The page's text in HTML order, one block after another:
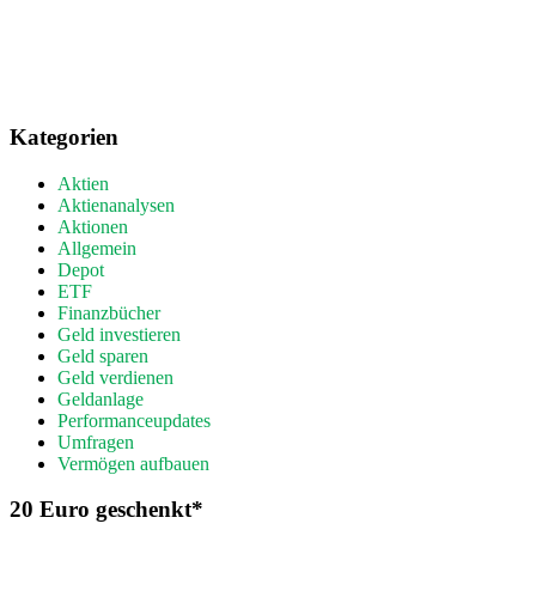
Kategorien
Aktien
Aktienanalysen
Aktionen
Allgemein
Depot
ETF
Finanzbücher
Geld investieren
Geld sparen
Geld verdienen
Geldanlage
Performanceupdates
Umfragen
Vermögen aufbauen
20 Euro geschenkt*